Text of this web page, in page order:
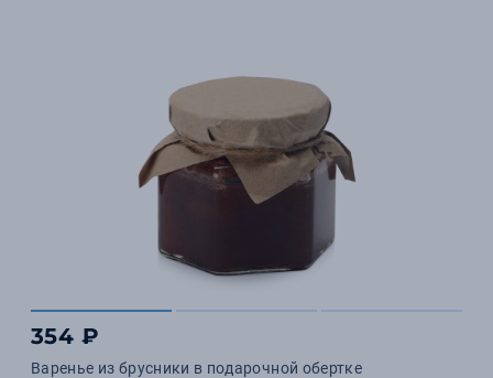
354 ₽
Варенье из брусники в подарочной обертке